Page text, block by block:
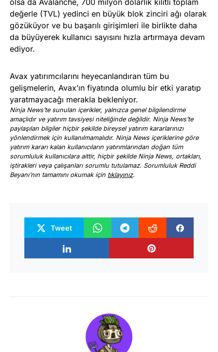
olsa da Avalanche, 700 milyon dolarlık kilitli toplam
değerle (TVL) yedinci en büyük blok zinciri ağı olarak
gözüküyor ve bu başarılı girişimleri ile birlikte daha
da büyüyerek kullanıcı sayısını hızla artırmaya devam
ediyor.
Avax yatırımcılarını heyecanlandıran tüm bu
gelişmelerin, Avax’ın fiyatında olumlu bir etki yaratıp
yaratmayacağı merakla bekleniyor.
Ninja News’te sunulan içerikler, yalnızca genel bilgilendirme
amaçlıdır ve yatırım tavsiyesi niteliğinde değildir. Ninja News’te
paylaşılan bilgiler hiçbir şekilde bireysel yatırım kararlarınızı
yönlendirmek için kullanılmamalıdır. Ninja News içeriklerine göre
yatırım kararı kalan kullanıcıların yatırımlarından doğan tüm
sorumluluk kullanıcılara aittir, hiçbir şekilde Ninja News, ortakları,
iştirakleri veya çalışanları sorumlu tutulamaz. Sorumluluk Reddi
Beyanı’nın tamamını okumak için tıklayınız.
Tweet